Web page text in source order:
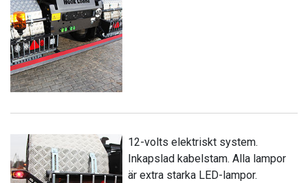
12-volts elektriskt system.
Inkapslad kabelstam. Alla lampor
är extra starka LED-lampor.